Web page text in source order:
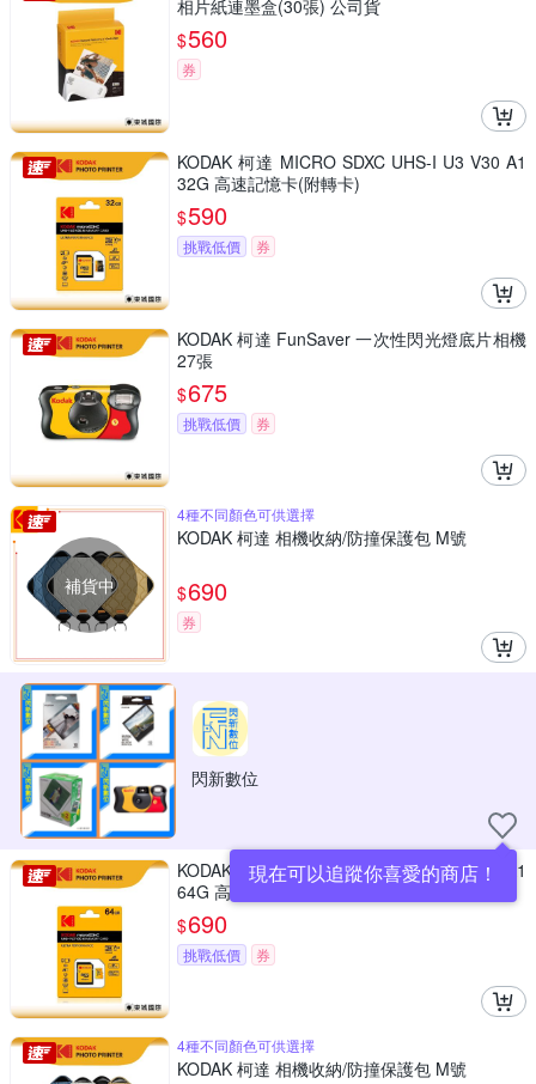
相片紙連墨盒(30張) 公司貨
$560
券
KODAK 柯達 MICRO SDXC UHS-I U3 V30 A1
32G 高速記憶卡(附轉卡)
$590
挑戰低價 券
KODAK 柯達 FunSaver 一次性閃光燈底片相機
27張
$675
挑戰低價 券
補貨中
4種不同顏色可供選擇
KODAK 柯達 相機收納/防撞保護包 M號
$690
券
閃新數位
現在可以追蹤你喜愛的商店！
KODAK 柯達 MICRO SDXC UHS-I U3 V30 A1
64G 高速記憶卡(附轉卡)
$690
挑戰低價 券
4種不同顏色可供選擇
KODAK 柯達 相機收納/防撞保護包 M號